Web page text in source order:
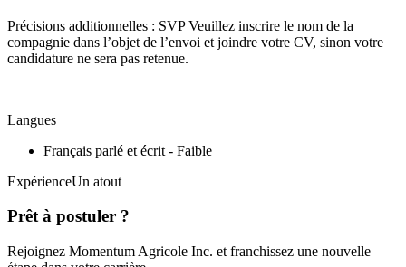
Précisions additionnelles : SVP Veuillez inscrire le nom de la
compagnie dans l’objet de l’envoi et joindre votre CV, sinon votre
candidature ne sera pas retenue.
Langues
Français parlé et écrit - Faible
ExpérienceUn atout
Prêt à postuler ?
Rejoignez Momentum Agricole Inc. et franchissez une nouvelle